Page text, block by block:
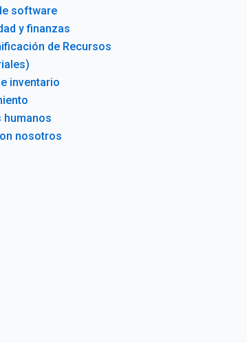
software
y finanzas
de Recursos
inventario
humanos
nosotros